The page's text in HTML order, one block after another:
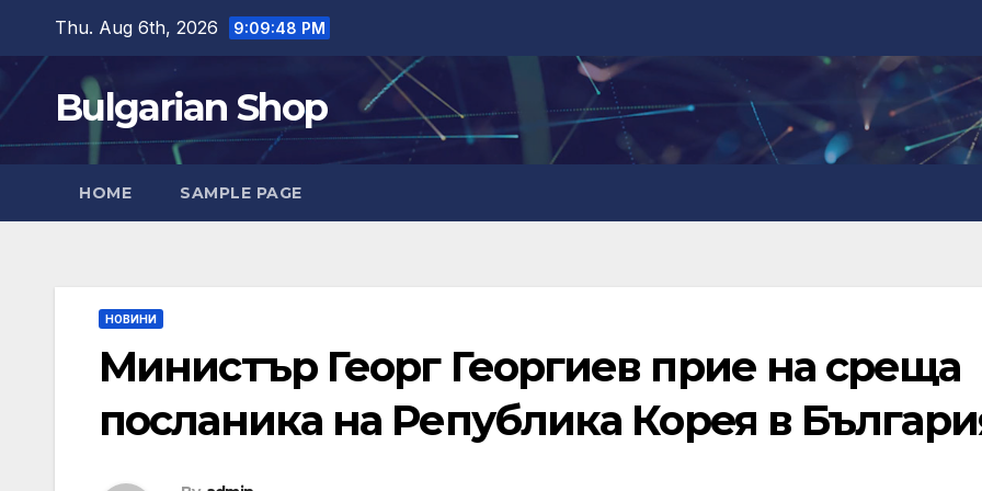
content
Thu. Aug 6th, 2026 9:09:49 PM
Bulgarian Shop
HOME SAMPLE PAGE
НОВИНИ
Министър Георг Георгиев прие на среща
посланика на Република Корея в